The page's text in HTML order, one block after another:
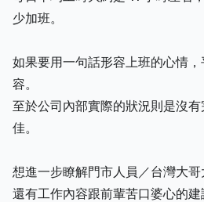
少加班。
如果要用一句話形容上班的心情
容。
至於公司內部實際的狀況則是沒
佳。
想進一步瞭解門市人員／台灣大哥
還有工作內容跟前輩苦口婆心的